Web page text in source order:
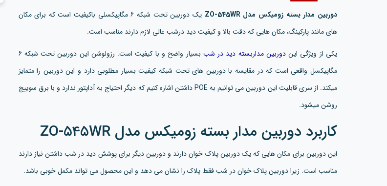
دوربین مدار بسته زومیکس مدل ZO-545WR
یک دوربین تحت شبکه 6 مگاپیکسلی باکیفیت است که برای مکان
های مانند پارکینگ، مکان هایی که دقت بالا و کیفیت دید درشب عالی لازم دارند مناسب است.
یکی از ویژگی ایندوربین مداربسته دید در شب
بسیار واضح و با کیفیت است. رزولوشن این دوربین تحت شبکه 6
مگاپیکسل واقعی است که در مقایسه با دوربین های تحت شبکه کیفیت بسیار مطلوبی دارد و این دوربین را متمایز
میکند. از سری قابلیت این دوربین می توانیم به POE داشتن اشاره کنیم که دیگر احتیاج به آداپتور ندارد و با برق سوییچ
روشن میشود.
کاربرد دوربین مدار بسته زومیکس مدل ZO-545WR
این دوربین برای مکان هایی که یک دوربین پلاک خوان دارند و دوربین دیگر برای پوشش دید در شب داشتن نیاز دارند
مناسب است. زیرا دوربین پلاک خوان در شب فقط پلاک را نشان می دهد و این محصول می تواند مکمل خوبی باشد.